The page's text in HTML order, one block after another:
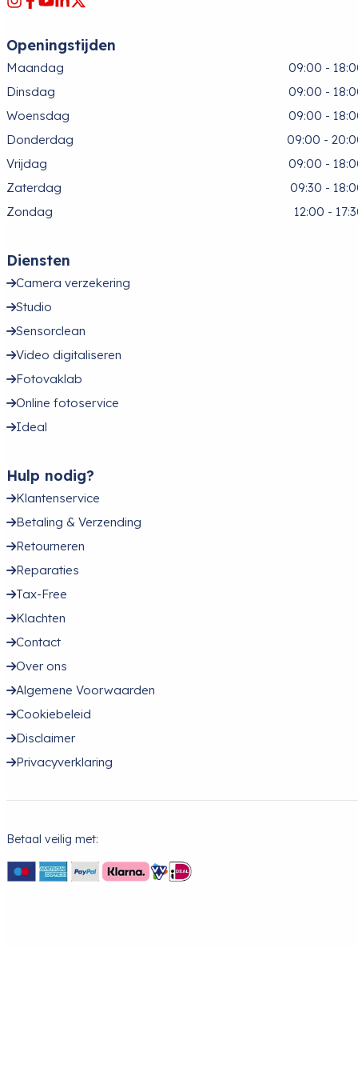
Openingstijden
Maandag
09:00 -
Dinsdag
09:00 -
Woensdag
09:00 -
Donderdag
09:00 -
Vrijdag
09:00 -
Zaterdag
09:30 -
Zondag
12:00 -
Diensten
Camera verzekering
Studio
Sensorclean
Video digitaliseren
Fotovaklab
Online fotoservice
Ideal
Hulp nodig?
Klantenservice
Betaling & Verzending
Retourneren
Reparaties
Tax-Free
Klachten
Contact
Over ons
Algemene Voorwaarden
Cookiebeleid
Disclaimer
Privacyverklaring
Betaal veilig met: